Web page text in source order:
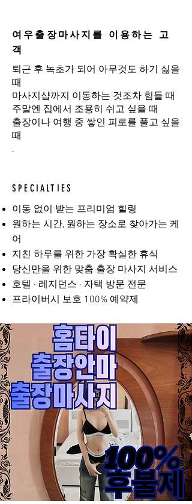
여우출장마사지를 이용하는 고
객
퇴근 후 녹초가 되어 아무것도 하기 싫을
때
마사지샵까지 이동하는 것조차 힘들 때
주말엔 집에서 조용히 쉬고 싶을 때
출장이나 여행 중 쌓인 피로를 풀고 싶을
때
.
SPECIALTIES
이동 없이 받는 프리미엄 힐링
원하는 시간, 원하는 장소로 찾아가는 케
어
지친 하루를 위한 가장 확실한 휴식
당신만을 위한 맞춤 출장 마사지 서비스
호텔 · 레지던스 · 자택 방문 전문
프라이버시 보호 100% 예약제